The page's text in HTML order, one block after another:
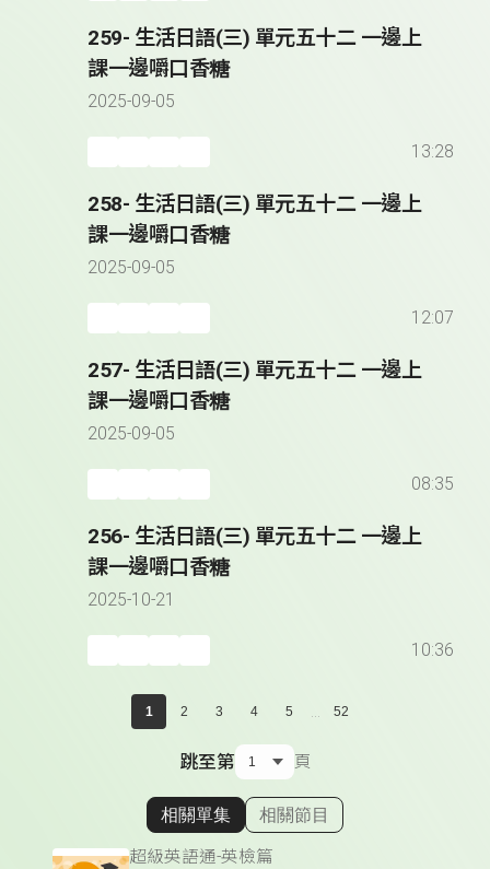
259- 生活日語(三) 單元五十二 一邊上
課一邊嚼口香糖
2025-09-05
13:28
258- 生活日語(三) 單元五十二 一邊上
課一邊嚼口香糖
2025-09-05
12:07
257- 生活日語(三) 單元五十二 一邊上
課一邊嚼口香糖
2025-09-05
08:35
256- 生活日語(三) 單元五十二 一邊上
課一邊嚼口香糖
2025-10-21
10:36
1 2 3 4 5 ... 52
跳至第 頁
顯示相關單集
相關單集 相關節目
超級英語通-英檢篇